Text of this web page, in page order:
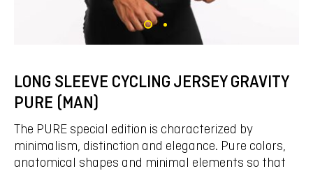
LONG SLEEVE CYCLING JERSEY GRAVITY
PURE (MAN)
The PURE special edition is characterized by
minimalism, distinction and elegance. Pure colors,
anatomical shapes and minimal elements so that